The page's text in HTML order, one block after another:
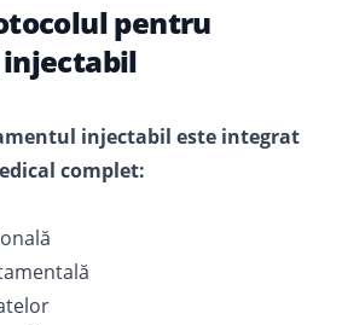
pentru
injectabil este integrat
complet: